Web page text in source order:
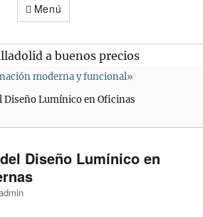
Menú
moderna y funcional»
Diseño Lumínico en Oficinas
Diseño Lumínico en